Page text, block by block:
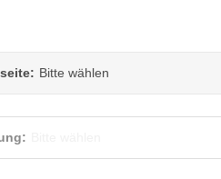
Bitte wählen